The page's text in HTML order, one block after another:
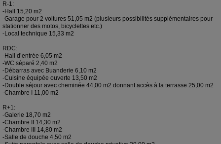
R-1:
-Hall 15,20 m2
-Garage pour 2 voitures 51,05 m2 (plusieurs possibilités supplémentaires pour
stationner des motos, bicyclettes etc.)
-Local technique 15,33 m2
RDC:
-Hall d’entrée 6,05 m2
-WC séparé 2,40 m2
-Débarras avec Buanderie 6,10 m2
-Cuisine équipée ouverte 13,50 m2
-Double séjour avec cheminée 44,00 m2 donnant accès à la terrasse 25,00 m2
-Chambre I 11,00 m2
R+1:
-Galerie 18,70 m2
-Chambre II 14,30 m2
-Chambre III 14,80 m2
-Salle de douche 4,50 m2